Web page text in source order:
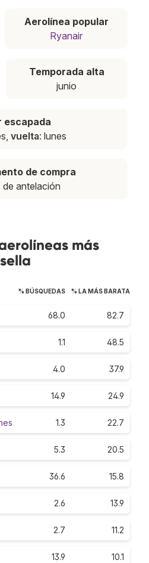
Aerolínea popular
Ryanair
Temporada alta
junio
escapada
vuelta: lunes
de compra
de antelación
más
% BÚSQUEDAS % LA MÁS BARATA
68.0 82.7
1.1 48.5
4.0 37.9
14.9 24.9
1.3 22.7
5.3 20.5
36.6 15.8
2.6 13.9
2.7 11.2
13.9 10.1